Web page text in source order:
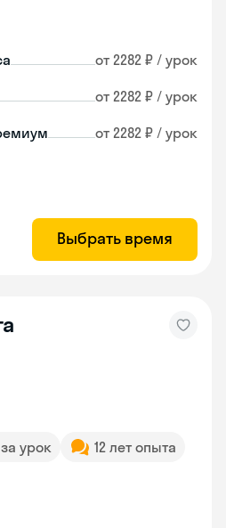
от 2282 ₽ / урок
от 2282 ₽ / урок
от 2282 ₽ / урок
Выбрать время
урок
12 лет опыта